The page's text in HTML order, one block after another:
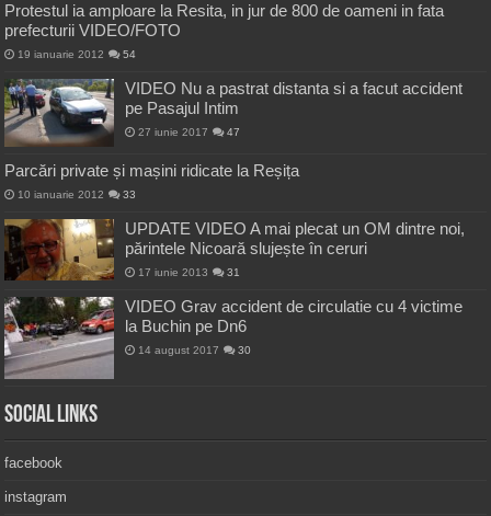
Protestul ia amploare la Resita, in jur de 800 de oameni in fata
prefecturii VIDEO/FOTO
19 ianuarie 2012 54
VIDEO Nu a pastrat distanta si a facut accident
pe Pasajul Intim
27 iunie 2017 47
Parcări private și mașini ridicate la Reșița
10 ianuarie 2012 33
UPDATE VIDEO A mai plecat un OM dintre noi,
părintele Nicoară slujește în ceruri
17 iunie 2013 31
VIDEO Grav accident de circulatie cu 4 victime
la Buchin pe Dn6
14 august 2017 30
Social Links
facebook
instagram